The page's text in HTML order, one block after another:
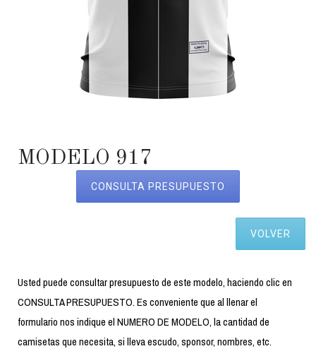
MODELO 917
CONSULTA PRESUPUESTO
VOLVER
Usted puede consultar presupuesto de este modelo, haciendo clic en
CONSULTA PRESUPUESTO. Es conveniente que al llenar el
formulario nos indique el NUMERO DE MODELO, la cantidad de
camisetas que necesita, si lleva escudo, sponsor, nombres, etc.